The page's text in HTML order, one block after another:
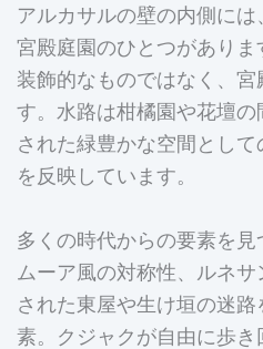
アルカサルの壁の内側に
宮殿庭園のひとつがあり
装飾的なものではなく、
す。水路は柑橘園や花壇
された緑豊かな空間とし
を反映しています。
多くの時代からの要素を見
ムーア風の対称性、ルネ
された東屋や生け垣の迷
素。クジャクが自由に歩